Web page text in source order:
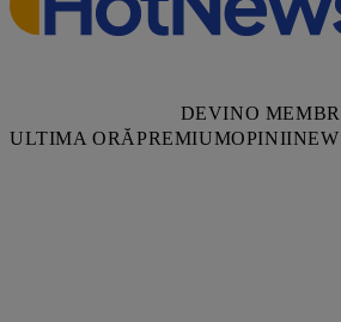
DEVINO
ULTIMA ORĂPREMIUMOPINII